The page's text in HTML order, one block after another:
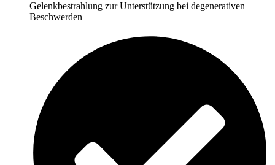
Gelenkbestrahlung zur Unterstützung bei degenerativen
Beschwerden